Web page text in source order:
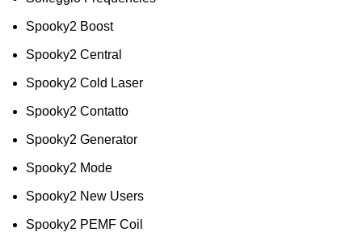
Spooky2 Boost
Spooky2 Central
Spooky2 Cold Laser
Spooky2 Contatto
Spooky2 Generator
Spooky2 Mode
Spooky2 New Users
Spooky2 PEMF Coil